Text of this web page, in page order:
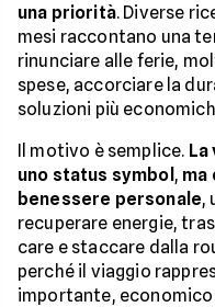
una priorità. Diverse
mesi raccontano una
rinunciare alle ferie,
spese, accorciare la
soluzioni più
Il motivo è semplice. La
uno status symbol , ma
benessere personale,
recuperare energie,
care e staccare dalla
perché il viaggio
importante,